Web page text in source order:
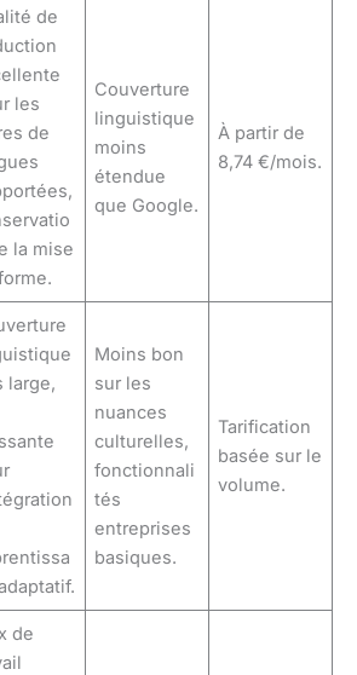
de
les
de
la mise
Couverture
linguistique
moins
étendue
que Google.
À partir de
8,74 €/mois.
large,
Moins bon
sur les
nuances
culturelles,
fonctionnali
tés
entreprises
basiques.
Tarification
basée sur le
volume.
de